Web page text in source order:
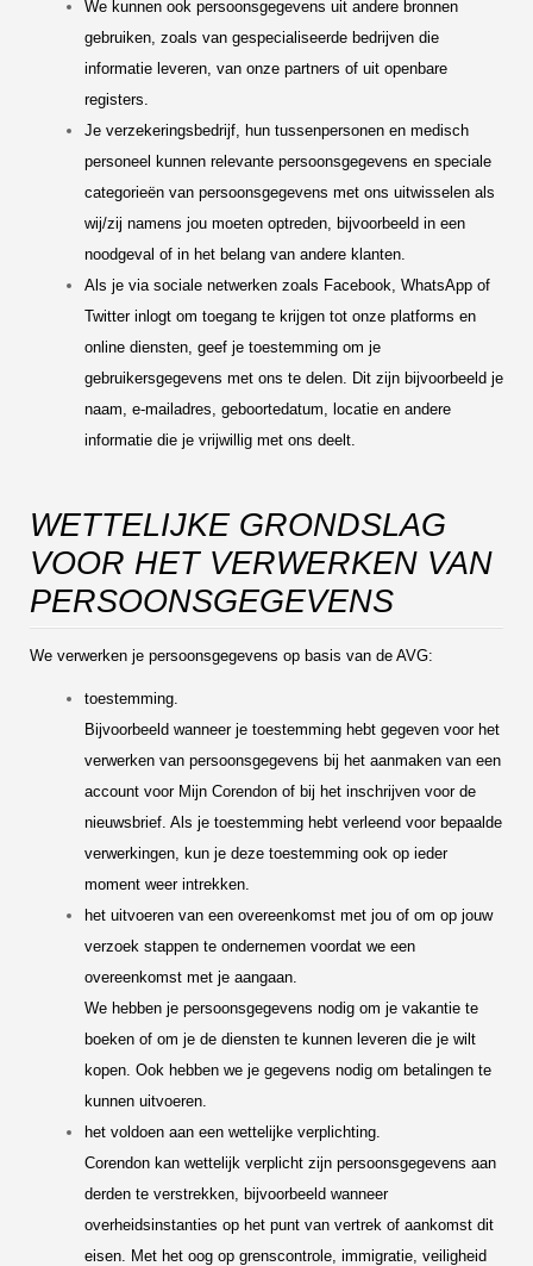
We kunnen ook persoonsgegevens uit andere bronnen
gebruiken, zoals van gespecialiseerde bedrijven die
informatie leveren, van onze partners of uit openbare
registers.
Je verzekeringsbedrijf, hun tussenpersonen en medisch
personeel kunnen relevante persoonsgegevens en speciale
categorieën van persoonsgegevens met ons uitwisselen als
wij/zij namens jou moeten optreden, bijvoorbeeld in een
noodgeval of in het belang van andere klanten.
Als je via sociale netwerken zoals Facebook, WhatsApp of
Twitter inlogt om toegang te krijgen tot onze platforms en
online diensten, geef je toestemming om je
gebruikersgegevens met ons te delen. Dit zijn bijvoorbeeld je
naam, e-mailadres, geboortedatum, locatie en andere
informatie die je vrijwillig met ons deelt.
WETTELIJKE GRONDSLAG
VOOR HET VERWERKEN VAN
PERSOONSGEGEVENS
We verwerken je persoonsgegevens op basis van de AVG:
toestemming.
Bijvoorbeeld wanneer je toestemming hebt gegeven voor het
verwerken van persoonsgegevens bij het aanmaken van een
account voor Mijn Corendon of bij het inschrijven voor de
nieuwsbrief. Als je toestemming hebt verleend voor bepaalde
verwerkingen, kun je deze toestemming ook op ieder
moment weer intrekken.
het uitvoeren van een overeenkomst met jou of om op jouw
verzoek stappen te ondernemen voordat we een
overeenkomst met je aangaan.
We hebben je persoonsgegevens nodig om je vakantie te
boeken of om je de diensten te kunnen leveren die je wilt
kopen. Ook hebben we je gegevens nodig om betalingen te
kunnen uitvoeren.
het voldoen aan een wettelijke verplichting.
Corendon kan wettelijk verplicht zijn persoonsgegevens aan
derden te verstrekken, bijvoorbeeld wanneer
overheidsinstanties op het punt van vertrek of aankomst dit
eisen. Met het oog op grenscontrole, immigratie, veiligheid